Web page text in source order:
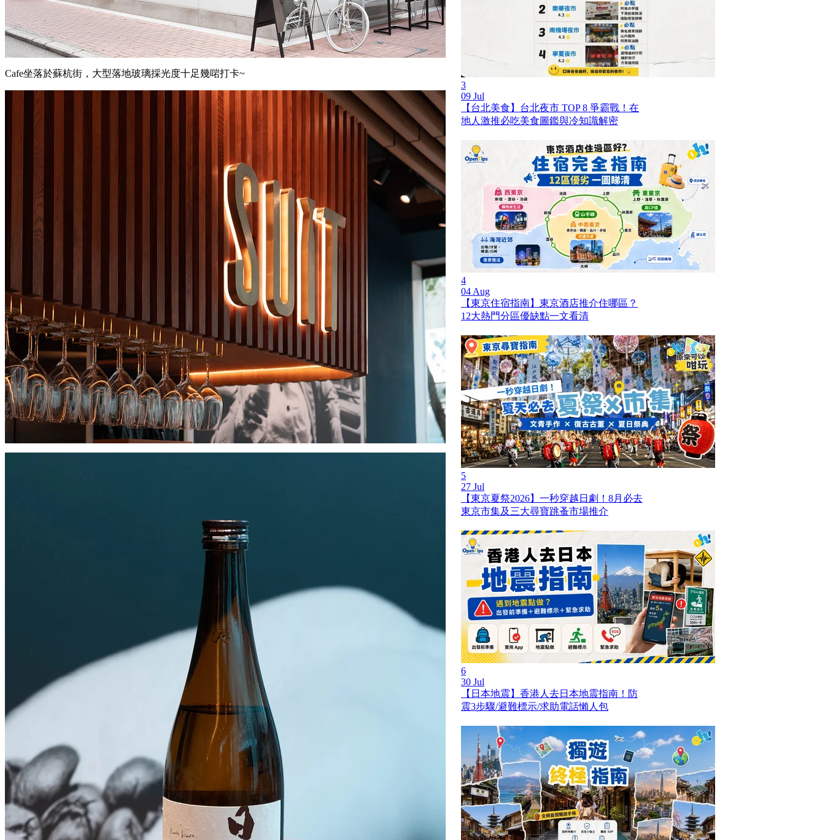
Cafe坐落於蘇杭街，大型落地玻璃採光度十足幾啱打卡~
3
09 Jul
【台北美食】台北夜市 TOP 8 爭霸戰！在
地人激推必吃美食圖鑑與冷知識解密
4
04 Aug
【東京住宿指南】東京酒店推介住哪區？
12大熱門分區優缺點一文看清
5
27 Jul
【東京夏祭2026】一秒穿越日劇！8月必去
東京市集及三大尋寶跳蚤市場推介
6
30 Jul
【日本地震】香港人去日本地震指南！防
震3步驟/避難標示/求助電話懶人包